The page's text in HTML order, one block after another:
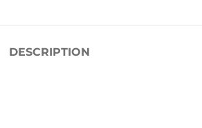
DESCRIPTION